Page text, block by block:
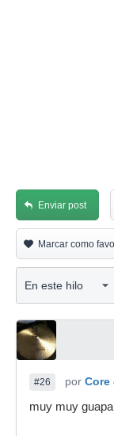
Enviar post
Marcar como
#26 por Core
muy muy guapa